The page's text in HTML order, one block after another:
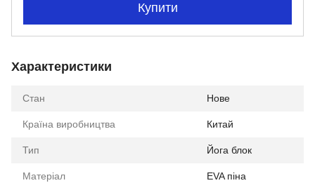
Купити
Характеристики
Стан Нове
Країна виробництва Китай
Тип Йога блок
Матеріал EVA піна